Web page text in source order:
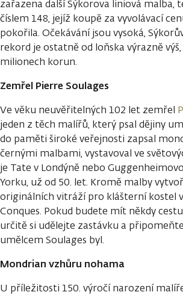
zařazena další Sýkorova liniová malba,
číslem 148, jejíž koupě za vyvolávací
pokořila. Očekávání jsou vysoká,
rekord je ostatně od loňska výrazně
milionech korun.
Zemřel Pierre Soulages
Ve věku neuvěřitelných 102 let zemřel
jeden z těch malířů, který psal dějiny
do paměti široké veřejnosti zapsal
černými malbami, vystavoval ve
je Tate v Londýně nebo
Yorku, už od 50. let. Kromě malby
originálních vitráží pro klášterní kostel
Conques. Pokud budete mít někdy
určitě si udělejte zastávku a
umělcem Soulages byl.
Mondrian vzhůru nohama
U příležitosti 150. výročí narození